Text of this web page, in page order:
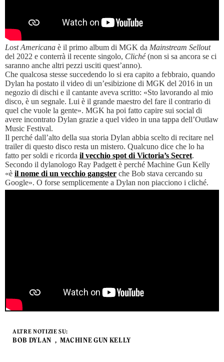
Lost Americana è il primo album di MGK da Mainstream Sellout
del 2022 e conterrà il recente singolo, Cliché(non si sa ancora se ci
saranno anche altri pezzi usciti quest’anno).
Che qualcosa stesse succedendo lo si era capito a febbraio, quando
Dylan ha postato il video di un’esibizione di MGK del 2016 in un
negozio di dischi e il cantante aveva scritto: «Sto lavorando al mio
disco, è un segnale. Lui è il grande maestro del fare il contrario di
quel che vuole la gente». MGK ha poi fatto capire sui social di
avere incontrato Dylan grazie a quel video in una tappa dell’Outlaw
Music Festival.
Il perché dall’alto della sua storia Dylan abbia scelto di recitare nel
trailer di questo disco resta un mistero. Qualcuno dice che lo ha
fatto per soldi e ricorda il vecchio spot di Victoria’s Secret.
Secondo il dylanologo Ray Padgett è perché Machine Gun Kelly
«è il nome di un vecchio gangster che Bob stava cercando su
Google». O forse semplicemente a Dylan non piacciono i cliché.
ALTRE NOTIZIE SU:
BOB DYLAN MACHINE GUN KELLY